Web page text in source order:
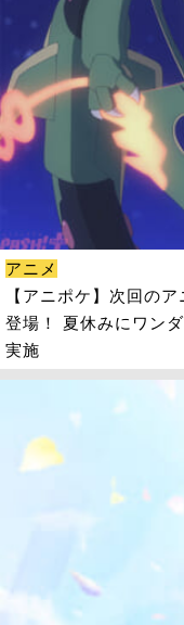
アニメ
【アニポケ】次回の
登場！ 夏休みにワン
実施